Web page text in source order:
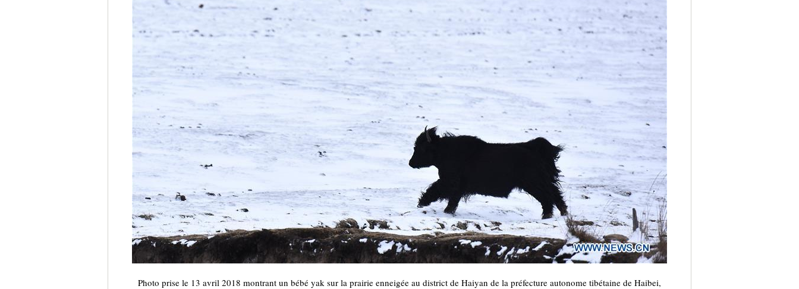
Photo prise le 13 avril 2018 montrant un bébé yak sur la prairie enneigée au district de Haiyan de la préfecture autonome tibétaine de Haibei,